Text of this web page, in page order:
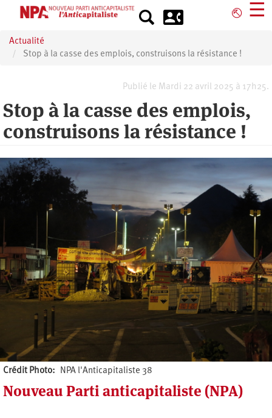
principal
⎋ ☰
Actualité
Stop à la casse des emplois, construisons la résistance !
Publié le Mardi 22 avril 2025 à 17h25.
Stop à la casse des emplois,
construisons la résistance !
Crédit Photo NPA l'Anticapitaliste 38
Nouveau Parti anticapitaliste (NPA)